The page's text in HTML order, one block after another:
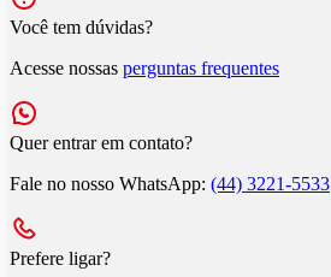
Você tem dúvidas?
Acesse nossas perguntas frequentes
Quer entrar em contato?
Fale no nosso WhatsApp: (44) 3221-5533
Prefere ligar?